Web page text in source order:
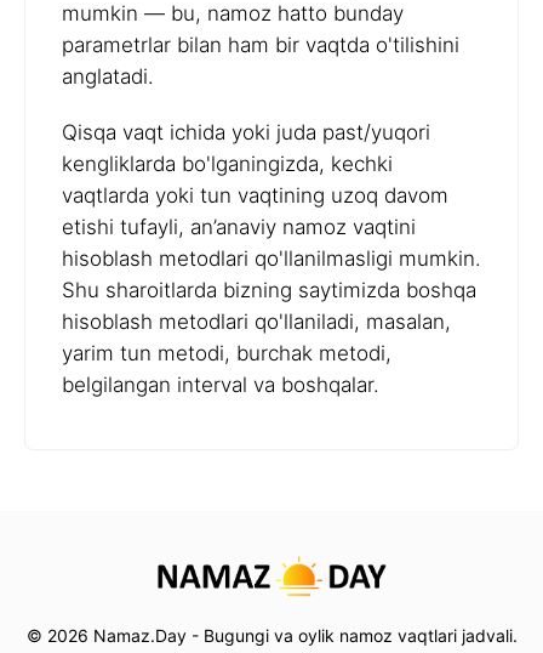
mumkin — bu, namoz hatto bunday
parametrlar bilan ham bir vaqtda o'tilishini
anglatadi.
Qisqa vaqt ichida yoki juda past/yuqori
kengliklarda bo'lganingizda, kechki
vaqtlarda yoki tun vaqtining uzoq davom
etishi tufayli, an’anaviy namoz vaqtini
hisoblash metodlari qo'llanilmasligi mumkin.
Shu sharoitlarda bizning saytimizda boshqa
hisoblash metodlari qo'llaniladi, masalan,
yarim tun metodi, burchak metodi,
belgilangan interval va boshqalar.
© 2026 Namaz.Day - Bugungi va oylik namoz vaqtlari jadvali.